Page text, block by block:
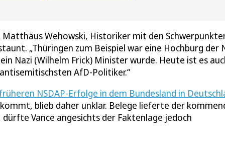
Matthäus Wehowski, Historiker mit den
„Thüringen zum Beispiel war eine Hochburg der
Nazi (Wilhelm Frick) Minister wurde. Heute ist es
AfD-Politiker.“
früheren NSDAP-Erfolge in dem Bundesland in
blieb daher unklar. Belege lieferte der
Vance angesichts der Faktenlage jedoch